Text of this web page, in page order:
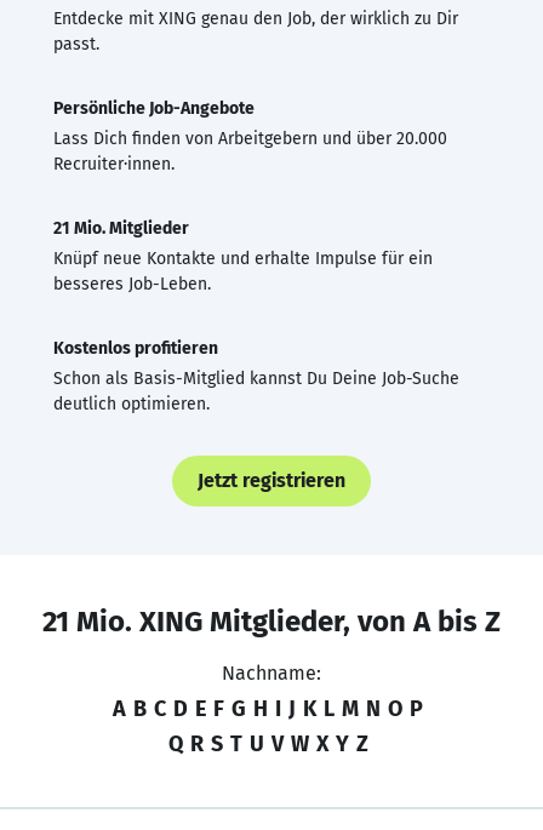
Entdecke mit XING genau den Job, der wirklich zu Dir
passt.
Persönliche Job-Angebote
Lass Dich finden von Arbeitgebern und über 20.000
Recruiter·innen.
21 Mio. Mitglieder
Knüpf neue Kontakte und erhalte Impulse für ein
besseres Job-Leben.
Kostenlos profitieren
Schon als Basis-Mitglied kannst Du Deine Job-Suche
deutlich optimieren.
Jetzt registrieren
21 Mio. XING Mitglieder, von A bis Z
Nachname:
A B C D E F G H I J K L M N O P
Q R S T U V W X Y Z